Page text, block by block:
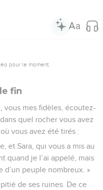
pour le moment.
fin
vous mes fidèles, écoutez-
quel rocher vous avez
vous avez été tirés :
et Sara, qui vous a mis au
quand je l’ai appelé, mais
d’un peuple nombreux. »
de ses ruines. De ce